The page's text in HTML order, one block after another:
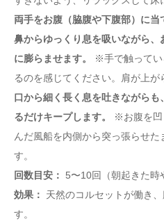
両手をお腹（脇腹や下腹部）に当
鼻からゆっくり息を吸いながら、
に膨らませます。
※手で触ってい
るのを感じてください。肩が上が
口から細く長く息を吐きながら
るだけキープします。
※お腹を凹
んだ風船を内側から突っ張らせ
す。
回数目安：
5〜10回（朝起きた時
効果：
天然のコルセットが働き
す。